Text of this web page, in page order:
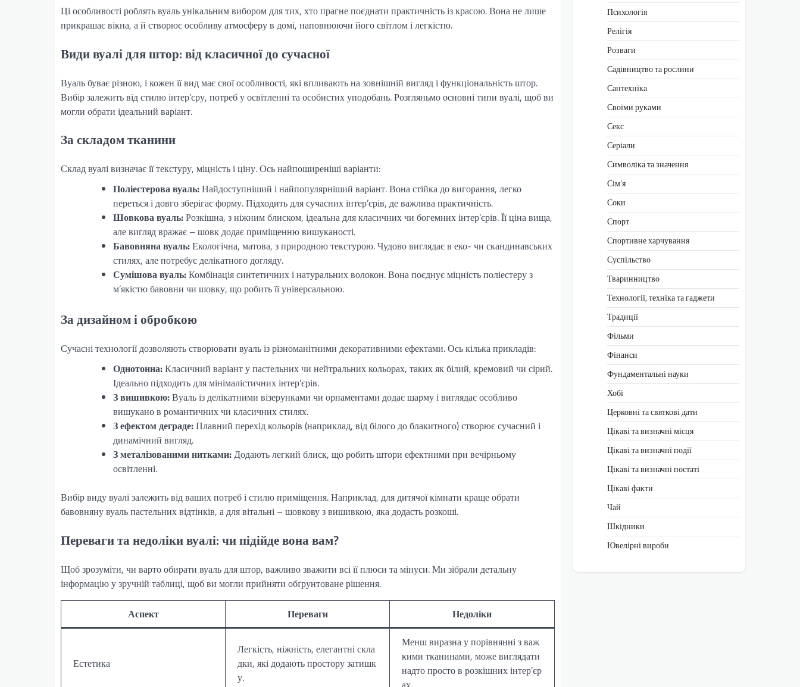
Ці особливості роблять вуаль унікальним вибором для тих, хто прагне поєднати практичність із красою. Вона не лише
прикрашає вікна, а й створює особливу атмосферу в домі, наповнюючи його світлом і легкістю.
Види вуалі для штор: від класичної до сучасної
Вуаль буває різною, і кожен її вид має свої особливості, які впливають на зовнішній вигляд і функціональність штор.
Вибір залежить від стилю інтер’єру, потреб у освітленні та особистих уподобань. Розгляньмо основні типи вуалі, щоб ви
могли обрати ідеальний варіант.
За складом тканини
Склад вуалі визначає її текстуру, міцність і ціну. Ось найпоширеніші варіанти:
Поліестерова вуаль:Найдоступніший і найпопулярніший варіант. Вона стійка до вигорання, легко
переться і довго зберігає форму. Підходить для сучасних інтер’єрів, де важлива практичність.
Шовкова вуаль:Розкішна, з ніжним блиском, ідеальна для класичних чи богемних інтер’єрів. Її ціна вища,
але вигляд вражає – шовк додає приміщенню вишуканості.
Бавовняна вуаль:Екологічна, матова, з природною текстурою. Чудово виглядає в еко- чи скандинавських
стилях, але потребує делікатного догляду.
Сумішова вуаль:Комбінація синтетичних і натуральних волокон. Вона поєднує міцність поліестеру з
м’якістю бавовни чи шовку, що робить її універсальною.
За дизайном і обробкою
Сучасні технології дозволяють створювати вуаль із різноманітними декоративними ефектами. Ось кілька прикладів:
Однотонна:Класичний варіант у пастельних чи нейтральних кольорах, таких як білий, кремовий чи сірий.
Ідеально підходить для мінімалістичних інтер’єрів.
З вишивкою:Вуаль із делікатними візерунками чи орнаментами додає шарму і виглядає особливо
вишукано в романтичних чи класичних стилях.
З ефектом деграде:Плавний перехід кольорів (наприклад, від білого до блакитного) створює сучасний і
динамічний вигляд.
З металізованими нитками:Додають легкий блиск, що робить штори ефектними при вечірньому
освітленні.
Вибір виду вуалі залежить від ваших потреб і стилю приміщення. Наприклад, для дитячої кімнати краще обрати
бавовняну вуаль пастельних відтінків, а для вітальні – шовкову з вишивкою, яка додасть розкоші.
Переваги та недоліки вуалі: чи підійде вона вам?
Щоб зрозуміти, чи варто обирати вуаль для штор, важливо зважити всі її плюси та мінуси. Ми зібрали детальну
інформацію у зручній таблиці, щоб ви могли прийняти обґрунтоване рішення.
Аспект Переваги Недоліки
Естетика
Легкість, ніжність, елегантні скла
дки, які додають простору затишк
у.
Менш виразна у порівнянні з важ
кими тканинами, може виглядати
надто просто в розкішних інтер’єр
Психологія
Релігія
Розваги
Садівництво та рослини
Сантехніка
Своїми руками
Секс
Серіали
Символіка та значення
Сім’я
Соки
Спорт
Спортивне харчування
Суспільство
Тваринництво
Технології, техніка та гаджети
Традиції
Фільми
Фінанси
Фундаментальні науки
Хобі
Церковні та святкові дати
Цікаві та визначні місця
Цікаві та визначні події
Цікаві та визначні постаті
Цікаві факти
Чай
Шкідники
Ювелірні вироби